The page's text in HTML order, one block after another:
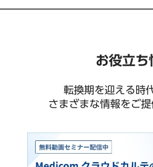
お役立ち
転換期を迎える時
さまざまな情報をご提